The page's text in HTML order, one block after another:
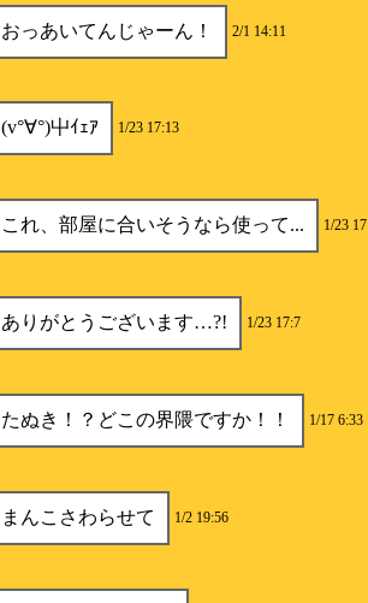
おっあいてんじゃーん！ 2/1 14:11
(v°∀°)屮ｲｪｱ 1/23 17:13
これ、部屋に合いそうなら使って... 1/23
ありがとうございます…?! 1/23 17:7
たぬき！？どこの界隈ですか！！ 1/17 6:33
まんこさわらせて 1/2 19:56